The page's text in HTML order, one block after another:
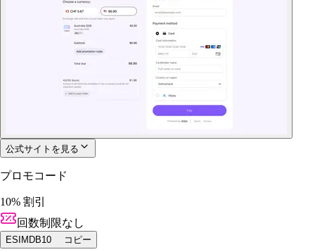
公式サイトを見る
プロモコード
10% 割引
回数制限なし
ESIMDB10 コピー